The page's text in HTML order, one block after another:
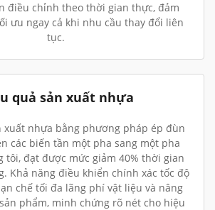
điều chỉnh theo thời gian thực, đảm
ưu ngay cả khi nhu cầu thay đổi liên
tục.
quả sản xuất nhựa
xuất nhựa bằng phương pháp ép đùn
các biến tần một pha sang một pha
tôi, đạt được mức giảm 40% thời gian
Khả năng điều khiển chính xác tốc độ
chế tối đa lãng phí vật liệu và nâng
phẩm, minh chứng rõ nét cho hiệu